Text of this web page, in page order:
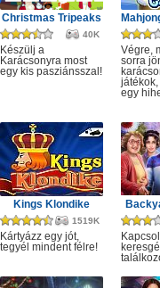
Christmas Tripeaks
40K
Készülj a
Karácsonyra most
egy kis pasziánsszal!
Végre,
sorra
egy
Kings Klondike
1519K
Kártyázz egy jót,
tegyél mindent félre!